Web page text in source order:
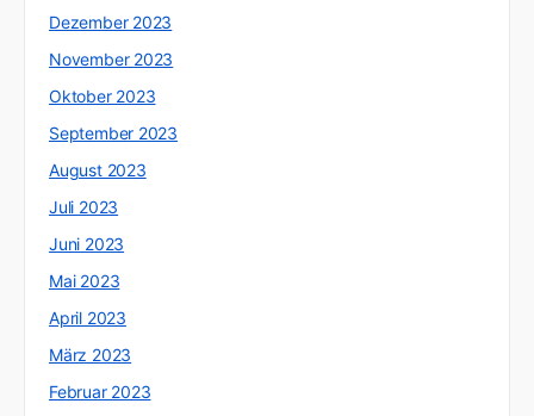
Dezember 2023
November 2023
Oktober 2023
September 2023
August 2023
Juli 2023
Juni 2023
Mai 2023
April 2023
März 2023
Februar 2023